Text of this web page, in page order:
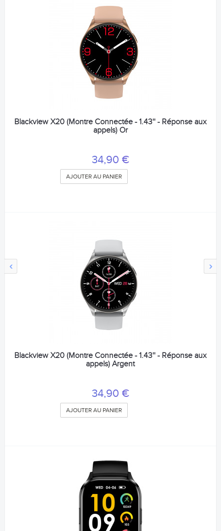
‹ ›
Blackview X20 (Montre Connectée - 1.43'' - Réponse aux
appels) Or
34,90 €
AJOUTER AU PANIER
Blackview X20 (Montre Connectée - 1.43'' - Réponse aux
appels) Argent
34,90 €
AJOUTER AU PANIER